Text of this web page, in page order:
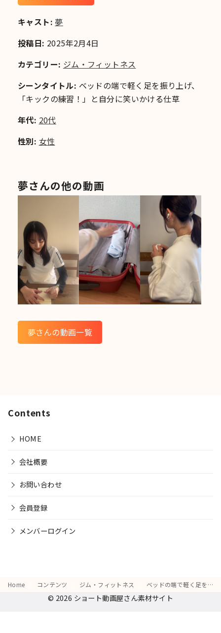
キャスト: 夢
投稿日: 2025年2月4日
カテゴリー: ジム・フィットネス
シーンタイトル: ベッドの端で軽く足を振り上げ、
「キックの練習！」と自分に笑いかける仕草
年代: 20代
性別: 女性
夢さんの他の動画
夢さんの動画一覧
Contents
HOME
会社概要
お問い合わせ
会員登録
メンバーログイン
Home コンテンツ ジム・フィットネス ベッドの端で軽く足を振り上げ、「キックの練習！」と自分に笑いかける仕草
© 2026 ショート動画屋さん素材サイト